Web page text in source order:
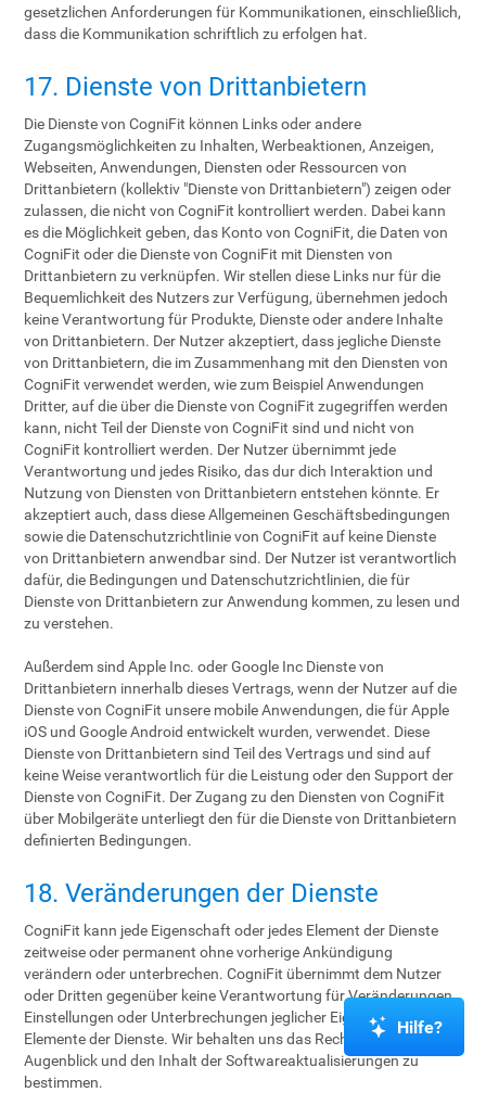
gesetzlichen Anforderungen für Kommunikationen, einschließlich,
dass die Kommunikation schriftlich zu erfolgen hat.
17. Dienste von Drittanbietern
Die Dienste von CogniFit können Links oder andere
Zugangsmöglichkeiten zu Inhalten, Werbeaktionen, Anzeigen,
Webseiten, Anwendungen, Diensten oder Ressourcen von
Drittanbietern (kollektiv "Dienste von Drittanbietern") zeigen oder
zulassen, die nicht von CogniFit kontrolliert werden. Dabei kann
es die Möglichkeit geben, das Konto von CogniFit, die Daten von
CogniFit oder die Dienste von CogniFit mit Diensten von
Drittanbietern zu verknüpfen. Wir stellen diese Links nur für die
Bequemlichkeit des Nutzers zur Verfügung, übernehmen jedoch
keine Verantwortung für Produkte, Dienste oder andere Inhalte
von Drittanbietern. Der Nutzer akzeptiert, dass jegliche Dienste
von Drittanbietern, die im Zusammenhang mit den Diensten von
CogniFit verwendet werden, wie zum Beispiel Anwendungen
Dritter, auf die über die Dienste von CogniFit zugegriffen werden
kann, nicht Teil der Dienste von CogniFit sind und nicht von
CogniFit kontrolliert werden. Der Nutzer übernimmt jede
Verantwortung und jedes Risiko, das dur dich Interaktion und
Nutzung von Diensten von Drittanbietern entstehen könnte. Er
akzeptiert auch, dass diese Allgemeinen Geschäftsbedingungen
sowie die Datenschutzrichtlinie von CogniFit auf keine Dienste
von Drittanbietern anwendbar sind. Der Nutzer ist verantwortlich
dafür, die Bedingungen und Datenschutzrichtlinien, die für
Dienste von Drittanbietern zur Anwendung kommen, zu lesen und
zu verstehen.
Außerdem sind Apple Inc. oder Google Inc Dienste von
Drittanbietern innerhalb dieses Vertrags, wenn der Nutzer auf die
Dienste von CogniFit unsere mobile Anwendungen, die für Apple
iOS und Google Android entwickelt wurden, verwendet. Diese
Dienste von Drittanbietern sind Teil des Vertrags und sind auf
keine Weise verantwortlich für die Leistung oder den Support der
Dienste von CogniFit. Der Zugang zu den Diensten von CogniFit
über Mobilgeräte unterliegt den für die Dienste von Drittanbietern
definierten Bedingungen.
18. Veränderungen der Dienste
CogniFit kann jede Eigenschaft oder jedes Element der Dienste
zeitweise oder permanent ohne vorherige Ankündigung
verändern oder unterbrechen. CogniFit übernimmt dem Nutzer
oder Dritten gegenüber keine Verantwortung für Veränderungen,
Einstellungen oder Unterbrechungen jeglicher Eigenschaften oder
Elemente der Dienste. Wir behalten uns das Recht vor, den
Augenblick und den Inhalt der Softwareaktualisierungen zu
bestimmen.
Hilfe?